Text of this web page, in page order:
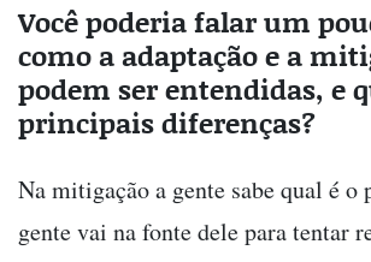
Você poderia falar um
como a adaptação e a
podem ser entendidas, e
principais diferenças?
Na mitigação a gente sabe qual é o
gente vai na fonte dele para tentar